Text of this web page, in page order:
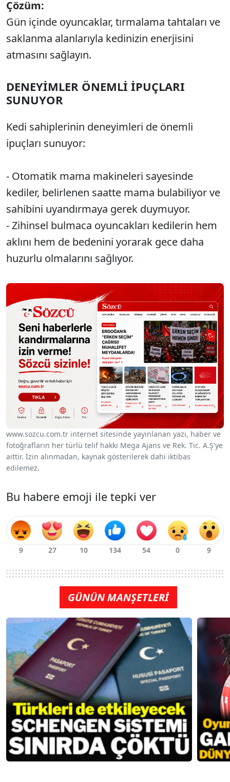
Çözüm:
Gün içinde oyuncaklar, tırmalama tahtaları ve
saklanma alanlarıyla kedinizin enerjisini
atmasını sağlayın.
DENEYİMLER ÖNEMLİ İPUÇLARI
SUNUYOR
Kedi sahiplerinin deneyimleri de önemli
ipuçları sunuyor:
- Otomatik mama makineleri sayesinde
kediler, belirlenen saatte mama bulabiliyor ve
sahibini uyandırmaya gerek duymuyor.
- Zihinsel bulmaca oyuncakları kedilerin hem
aklını hem de bedenini yorarak gece daha
huzurlu olmalarını sağlıyor.
www.sozcu.com.tr internet sitesinde yayınlanan yazı, haber ve
fotoğrafların her türlü telif hakkı Mega Ajans ve Rek. Tic. A.Ş'ye
aittir. İzin alınmadan, kaynak gösterilerek dahi iktibas
edilemez.
Bu habere emoji ile tepki ver
GÜNÜN MANŞETLERİ